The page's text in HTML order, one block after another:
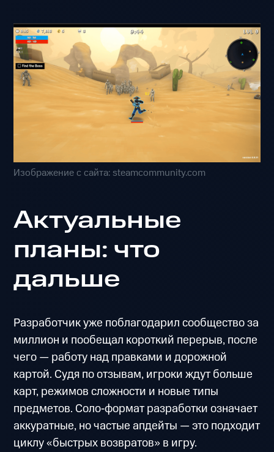
Изображение с сайта: steamcommunity.com
Актуальные
планы: что
дальше
Разработчик уже поблагодарил сообщество за
миллион и пообещал короткий перерыв, после
чего — работу над правками и дорожной
картой. Судя по отзывам, игроки ждут больше
карт, режимов сложности и новые типы
предметов. Соло‑формат разработки означает
аккуратные, но частые апдейты — это подходит
циклу «быстрых возвратов» в игру.